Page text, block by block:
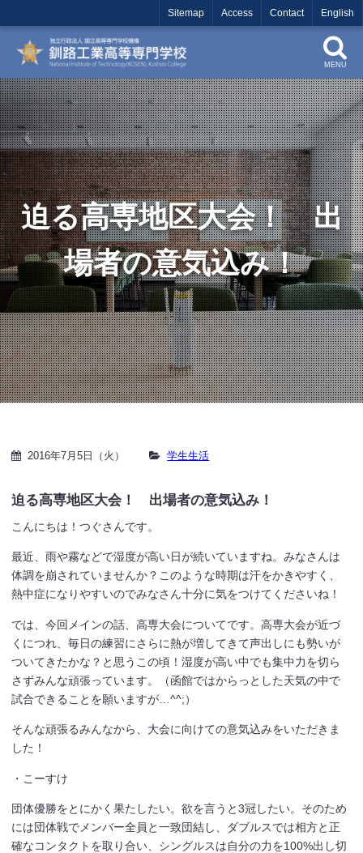
Sitemap Access Contact English
MENU
迫る高専地区大会！ 出
場者の意気込み！
2016年7月5日（火） 学生生活
迫る高専地区大会！ 出場者の意気込み！
こんにちは！つぐさんです。
最近、雨や霧などで湿度が高い日が続いていますね。みなさんは
体調を崩されていませんか？このような時期は汗をかきやすく、
熱中症になりやすいのでみなさん十分に気をつけてくださいね！
では、今回メインの話、高専大会についてです。高専大会が近づ
くにつれ、毎日の練習にさらに熱が増してきて声出しにも勢いが
ついてきたかな？と思うこの頃！湿度が高い中でも集中力を切ら
さずみんな頑張っています。（函館ではからっとした天気の中で
試合できることを願いますが…^^;）
そんな頑張るみんなから、大会に向けての意気込みをいただきま
した！
・こーすけ
団体優勝をとにかく果たしたい。欲を言うと3冠したい。そのため
には団体戦でメンバー全員と一致団結し、ダブルスでは相方と正
確なコンタクトを取り合い、シングルスは自分の力を100%出し切